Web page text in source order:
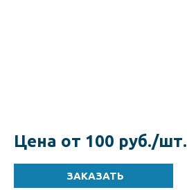
Цена от 100 руб./шт.